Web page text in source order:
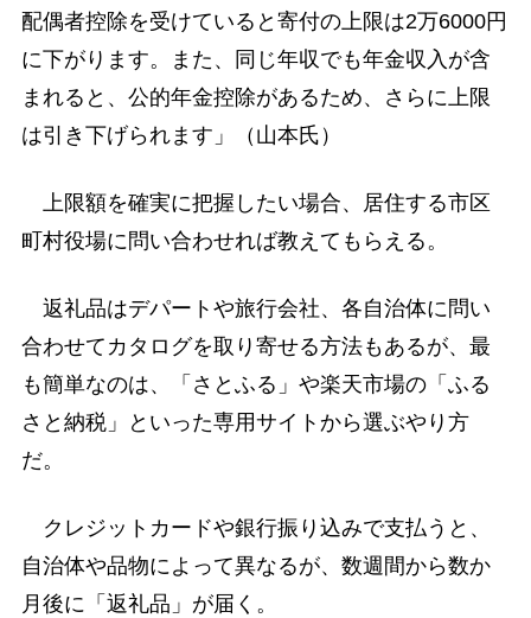
配偶者控除を受けていると寄付の上限は2万6000円
に下がります。また、同じ年収でも年金収入が含
まれると、公的年金控除があるため、さらに上限
は引き下げられます」（山本氏）
上限額を確実に把握したい場合、居住する市区
町村役場に問い合わせれば教えてもらえる。
返礼品はデパートや旅行会社、各自治体に問い
合わせてカタログを取り寄せる方法もあるが、最
も簡単なのは、「さとふる」や楽天市場の「ふる
さと納税」といった専用サイトから選ぶやり方
だ。
クレジットカードや銀行振り込みで支払うと、
自治体や品物によって異なるが、数週間から数か
月後に「返礼品」が届く。